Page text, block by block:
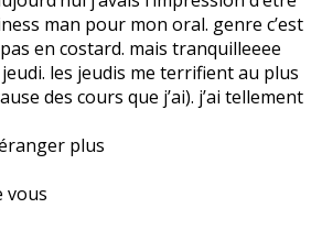
man pour mon oral. genre c’est
en costard. mais tranquilleeee
les jeudis me terrifient au plus
des cours que j’ai). j’ai tellement
plus
vous